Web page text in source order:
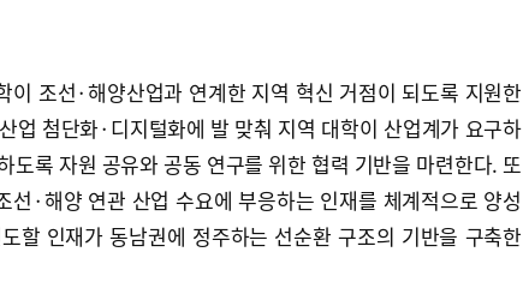
이 조선·해양산업과 연계한 지역 혁신 거점이 되도록 지원한
업 첨단화·디지털화에 발 맞춰 지역 대학이 산업계가 요구하
도록 자원 공유와 공동 연구를 위한 협력 기반을 마련한다. 또
선·해양 연관 산업 수요에 부응하는 인재를 체계적으로 양성
할 인재가 동남권에 정주하는 선순환 구조의 기반을 구축한